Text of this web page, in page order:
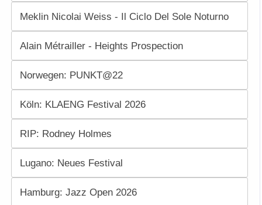
Meklin Nicolai Weiss - Il Ciclo Del Sole Noturno
Alain Métrailler - Heights Prospection
Norwegen: PUNKT@22
Köln: KLAENG Festival 2026
RIP: Rodney Holmes
Lugano: Neues Festival
Hamburg: Jazz Open 2026